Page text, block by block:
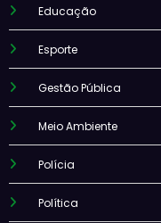
Educação
Esporte
Gestão Pública
Meio Ambiente
Polícia
Política